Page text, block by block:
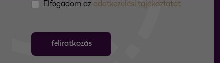
Elfogadom az adatkezelési tájékoztatót
feliratkozás